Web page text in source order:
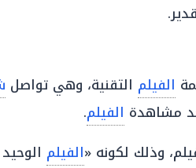
الفيلم التقنية، وهي تواصل
مشاهدة الفيلم.
وذلك لكونه «الفيلم